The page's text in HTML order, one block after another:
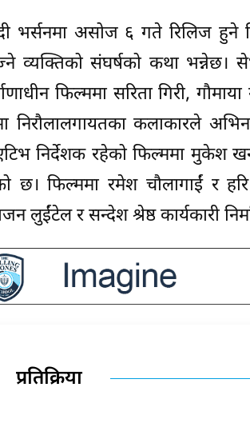
भर्सनमा असोज ६ गते रिलिज हुने
व्यक्तिको संघर्षको कथा भन्नेछ।
फिल्ममा सरिता गिरी,
निरौलालगायतका कलाकारले
निर्देशक रहेको फिल्ममा मुकेश
छ। फिल्ममा रमेश चौलागाईं र हरि
लुईंटेल र सन्देश श्रेष्ठ कार्यकारी
प्रतिक्रिया